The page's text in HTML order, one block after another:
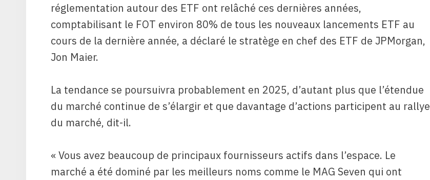
réglementation autour des ETF ont relâché ces dernières années,
comptabilisant le FOT environ 80% de tous les nouveaux lancements ETF au
cours de la dernière année, a déclaré le stratège en chef des ETF de JPMorgan,
Jon Maier.
La tendance se poursuivra probablement en 2025, d’autant plus que l’étendue
du marché continue de s’élargir et que davantage d’actions participent au rallye
du marché, dit-il.
« Vous avez beaucoup de principaux fournisseurs actifs dans l’espace. Le
marché a été dominé par les meilleurs noms comme le MAG Seven qui ont